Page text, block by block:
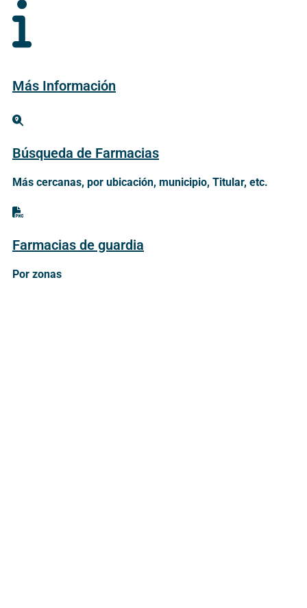
Más Información
Búsqueda de Farmacias
Más cercanas, por ubicación, municipio, Titular, etc.
Farmacias de guardia
Por zonas